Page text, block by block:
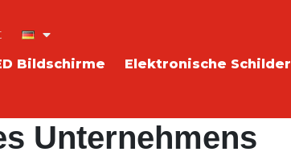
Bildschirme
Elektronische Schilder
Unternehmens